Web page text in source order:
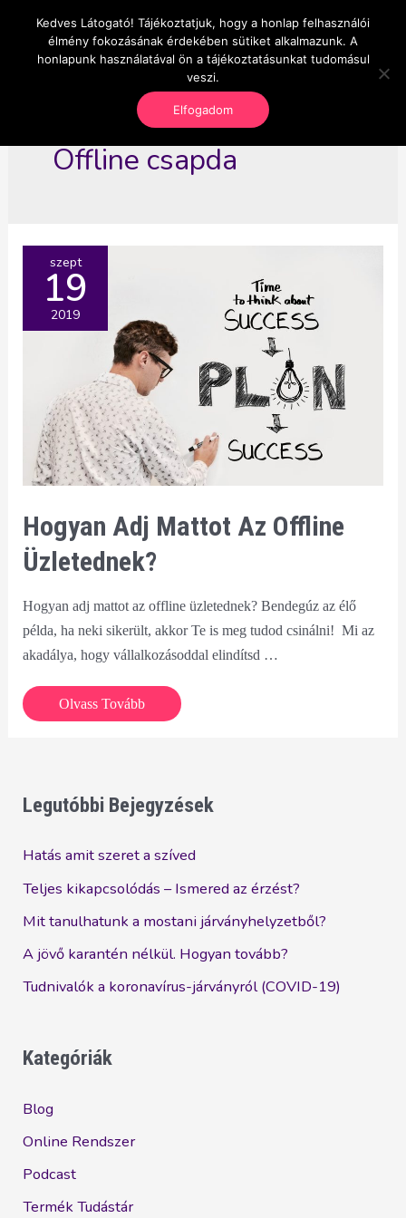
content
OnlineSeedsMan
Üzlet és szabadság
Main
Offline csapda
szept
19
2019
Hogyan Adj Mattot Az Offline
Üzletednek?
Hogyan adj mattot az offline üzletednek? Bendegúz az élő
példa, ha neki sikerült, akkor Te is meg tudod csinálni! Mi az
akadálya, hogy vállalkozásoddal elindítsd …
Hogyan
adj
offline
Olvass Tovább
Legutóbbi Bejegyzések
Hatás amit szeret a szíved
Teljes kikapcsolódás – Ismered az érzést?
Mit tanulhatunk a mostani járványhelyzetből?
A jövő karantén nélkül. Hogyan tovább?
Tudnivalók a koronavírus-járványról (COVID-19)
Kategóriák
Blog
Online Rendszer
Podcast
Termék Tudástár
Kedves Látogató! Tájékoztatjuk, hogy a honlap felhasználói
élmény fokozásának érdekében sütiket alkalmazunk. A
honlapunk használatával ön a tájékoztatásunkat tudomásul
veszi.
Elfogadom